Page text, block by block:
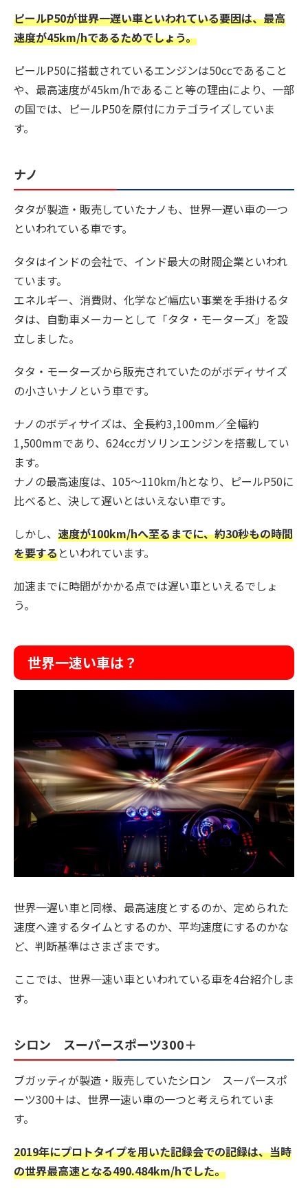
ピールP50が世界一遅い車といわれている要因は、最高
速度が45km/hであるためでしょう。
ピールP50に搭載されているエンジンは50ccであること
や、最高速度が45km/hであること等の理由により、一部
の国では、ピールP50を原付にカテゴライズしていま
す。
ナノ
タタが製造・販売していたナノも、世界一遅い車の一つ
といわれている車です。
タタはインドの会社で、インド最大の財閥企業といわれ
ています。
エネルギー、消費財、化学など幅広い事業を手掛けるタ
タは、自動車メーカーとして「タタ・モーターズ」を設
立しました。
タタ・モーターズから販売されていたのがボディサイズ
の小さいナノという車です。
ナノのボディサイズは、全長約3,100mm／全幅約
1,500mmであり、624ccガソリンエンジンを搭載してい
ます。
ナノの最高速度は、105～110km/hとなり、ピールP50に
比べると、決して遅いとはいえない車です。
しかし、 速度が100km/hへ至るまでに、約30秒もの時間
を要するといわれています。
加速までに時間がかかる点では遅い車といえるでしょ
う。
世界一速い車は？
世界一遅い車と同様、最高速度とするのか、定められた
速度へ達するタイムとするのか、平均速度にするのかな
ど、判断基準はさまざまです。
ここでは、世界一速い車といわれている車を4台紹介しま
す。
シロン スーパースポーツ300＋
ブガッティが製造・販売していたシロン スーパースポ
ーツ300＋は、世界一速い車の一つと考えられていま
す。
2019年にプロトタイプを用いた記録会での記録は、当時
の世界最高速となる490.484km/hでした。